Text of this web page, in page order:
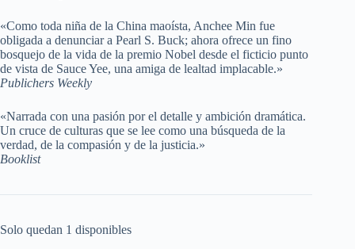
«Como toda niña de la China maoísta, Anchee Min fue
obligada a denunciar a Pearl S. Buck; ahora ofrece un fino
bosquejo de la vida de la premio Nobel desde el ficticio punto
de vista de Sauce Yee, una amiga de lealtad implacable.»
Publichers Weekly
«Narrada con una pasión por el detalle y ambición dramática.
Un cruce de culturas que se lee como una búsqueda de la
verdad, de la compasión y de la justicia.»
Booklist
Solo quedan 1 disponibles